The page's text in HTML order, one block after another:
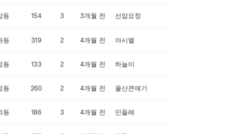
동 154 3 3개월 전 선암요정
동 319 2 4개월 전 아시엘
동 133 2 4개월 전 하늘이
동 260 2 4개월 전 울산큰애기
동 186 3 4개월 전 민들레